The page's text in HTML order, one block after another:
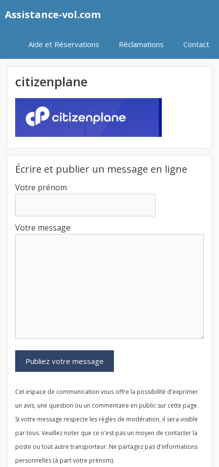
auAssistance-vol.com
Aide et Réservations Réclamations Contact
citizenplane
Écrire et publier un message en ligne
Votre prénom
Votre message
Cet espace de communication vous offre la possibilité d'exprimer
un avis, une question ou un commentaire en public sur cette page.
Si votre message respecte les règles de modération, il sera visible
par tous. Veuillez noter que ce n'est pas un moyen de contacter la
poste ou tout autre transporteur. Ne partagez pas d'informations
personnelles (à part votre prénom).